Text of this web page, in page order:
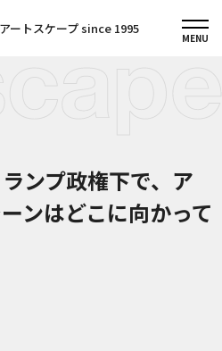
ートスケープ since 1995
ンプ政権下で、ア
ンはどこに向かって